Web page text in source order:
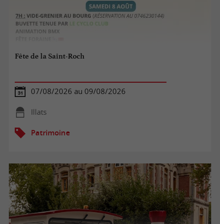
Fête de la Saint-Roch
07/08/2026 au 09/08/2026
Illats
Patrimoine